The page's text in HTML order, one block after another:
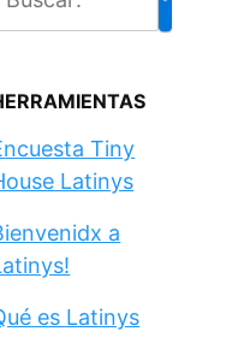
Tiny
Latinys
a
es Latinys